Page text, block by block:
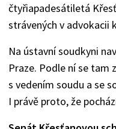
čtyřiapadesátiletá
strávených v advokacii
Na ústavní soudkyni
Praze. Podle ní se tam
s vedením soudu a se
I právě proto, že